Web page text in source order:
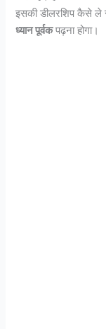
इसकी डीलरशिप कैसे
ध्यान पूर्वकपढ़ना होगा।